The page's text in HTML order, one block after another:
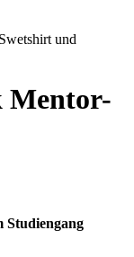
Mentor-
Studiengang